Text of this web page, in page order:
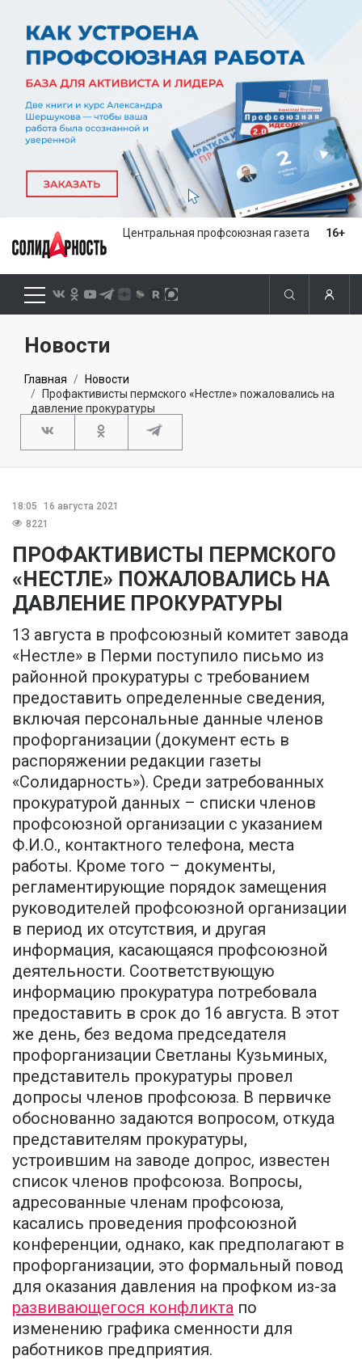
Центральная профсоюзная газета 16+
Новости
Главная
Новости
Профактивисты пермского «Нестле» пожаловались на
давление прокуратуры
18:05
16 августа 2021
8221
ПРОФАКТИВИСТЫ ПЕРМСКОГО
«НЕСТЛЕ» ПОЖАЛОВАЛИСЬ НА
ДАВЛЕНИЕ ПРОКУРАТУРЫ
13 августа в профсоюзный комитет завода
«Нестле» в Перми поступило письмо из
районной прокуратуры с требованием
предоставить определенные сведения,
включая персональные данные членов
профорганизации (документ есть в
распоряжении редакции газеты
«Солидарность»). Среди затребованных
прокуратурой данных – списки членов
профсоюзной организации с указанием
Ф.И.О., контактного телефона, места
работы. Кроме того – документы,
регламентирующие порядок замещения
руководителей профсоюзной организации
в период их отсутствия, и другая
информация, касающаяся профсоюзной
деятельности. Соответствующую
информацию прокуратура потребовала
предоставить в срок до 16 августа. В этот
же день, без ведома председателя
профорганизации Светланы Кузьминых,
представитель прокуратуры провел
допросы членов профсоюза. В первичке
обоснованно задаются вопросом, откуда
представителям прокуратуры,
устроившим на заводе допрос, известен
список членов профсоюза. Вопросы,
адресованные членам профсоюза,
касались проведения профсоюзной
конференции, однако, как предполагают в
профорганизации, это формальный повод
для оказания давления на профком из-за
развивающегося конфликта по
изменению графика сменности для
работников предприятия.